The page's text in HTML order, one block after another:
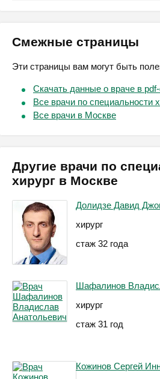
Смежные страницы
Эти страницы вам могут быть
Скачать данные о враче в
Все врачи по специальности
Все врачи в Москве
Другие врачи по
хирург в Москве
Долидзе Давид
хирург
стаж 32 года
Шафалинов
хирург
стаж 31 год
Кожинов Сергей